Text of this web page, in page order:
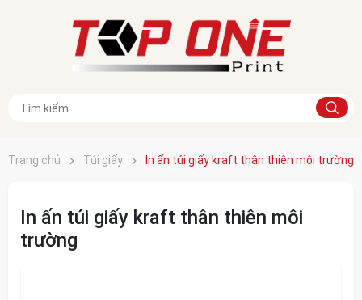
Trang chủ Túi giấy In ấn túi giấy kraft thân thiên môi trường
In ấn túi giấy kraft thân thiên môi
trường